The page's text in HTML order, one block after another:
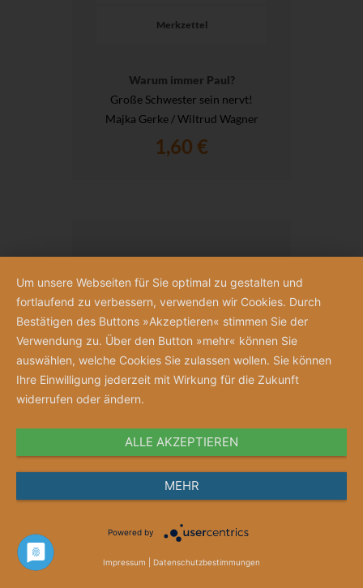
Merkzettel
Warum immer Paul?
Große Schwester sein nervt!
Majka Gerke / Wiltrud Wagner
1,60 €
Anschauen
Merkzettel
Gutschein „Jubelnde Schwestern“
Um unsere Webseiten für Sie optimal zu gestalten und
fortlaufend zu verbessern, verwenden wir Cookies. Durch
Bestätigen des Buttons »Akzeptieren« stimmen Sie der
Verwendung zu. Über den Button »mehr« können Sie
auswählen, welche Cookies Sie zulassen wollen. Sie können
Ihre Einwilligung jederzeit mit Wirkung für die Zukunft
widerrufen oder ändern.
ALLE AKZEPTIEREN
MEHR
Powered by
Impressum Datenschutzbestimmungen